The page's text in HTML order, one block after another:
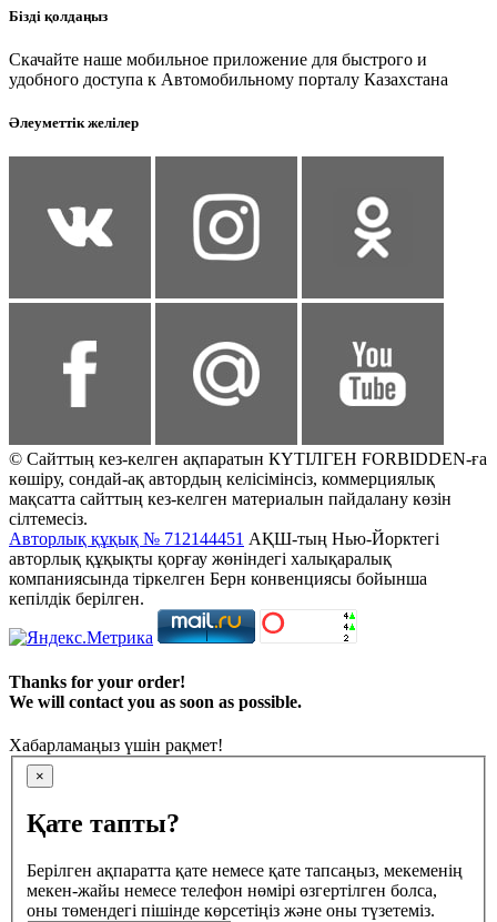
Бізді қолдаңыз
Скачайте наше мобильное приложение для быстрого и
удобного доступа к Автомобильному порталу Казахстана
Әлеуметтік желілер
© Сайттың кез-келген ақпаратын КҮТІЛГЕН FORBIDDEN-ға
көшіру, сондай-ақ автордың келісімінсіз, коммерциялық
мақсатта сайттың кез-келген материалын пайдалану көзін
сілтемесіз.
Авторлық құқық № 712144451 АҚШ-тың Нью-Йорктегі
авторлық құқықты қорғау жөніндегі халықаралық
компаниясында тіркелген Берн конвенциясы бойынша
кепілдік берілген.
Thanks for your order!
We will contact you as soon as possible.
Хабарламаңыз үшін рақмет!
×
Қате тапты?
Берілген ақпаратта қате немесе қате тапсаңыз, мекеменің
мекен-жайы немесе телефон нөмірі өзгертілген болса,
оны төмендегі пішінде көрсетіңіз және оны түзетеміз.